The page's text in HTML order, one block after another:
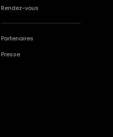
Rendez-vous
Partenaires
Presse